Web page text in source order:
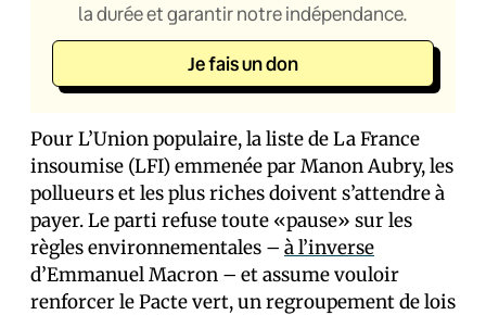
la durée et garantir notre indépendance.
Je fais un don
Pour L’Union populaire, la liste de La France
insoumise (LFI) emmenée par Manon Aubry, les
pollueurs et les plus riches doivent s’attendre à
payer. Le parti refuse toute «pause» sur les
règles environnementales – à l’inverse
d’Emmanuel Macron – et assume vouloir
renforcer le Pacte vert, un regroupement de lois